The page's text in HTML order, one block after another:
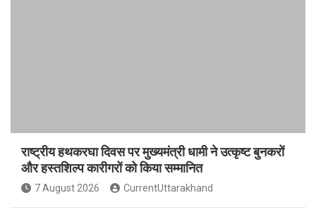
राष्ट्रीय हथकरघा दिवस पर मुख्यमंत्री धामी ने उत्कृष्ट बुनकरों
और हस्तशिल्प कारीगरों को किया सम्मानित
7 August 2026 CurrentUttarakhand